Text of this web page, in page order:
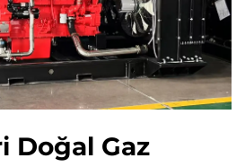
Doğal Gaz